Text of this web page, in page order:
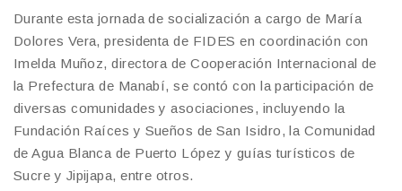
Durante esta jornada de socialización a cargo de María
Dolores Vera, presidenta de FIDES en coordinación con
Imelda Muñoz, directora de Cooperación Internacional de
la Prefectura de Manabí, se contó con la participación de
diversas comunidades y asociaciones, incluyendo la
Fundación Raíces y Sueños de San Isidro, la Comunidad
de Agua Blanca de Puerto López y guías turísticos de
Sucre y Jipijapa, entre otros.